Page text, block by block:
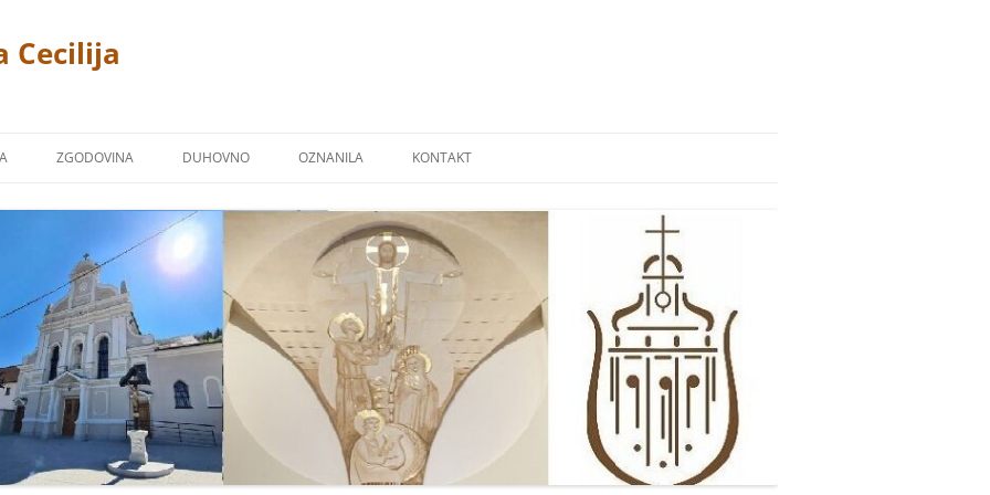
Cecilija
NA MIKLAVŠKEM
KAPUCINI
ZGODOVINA
KAPUCINSKI SAMOSTAN
FARNA KRONIKA
NAŠI ŽUPNIKI
DUHOVNO
ZAVETNIKI NAŠIH CERKVA
BLAGOSLOVI
NAŠI PRIPROŠNJIKI
MOLITVE
POSNETKI NEKATERIH PESMI
OZNANILA KONTAKT